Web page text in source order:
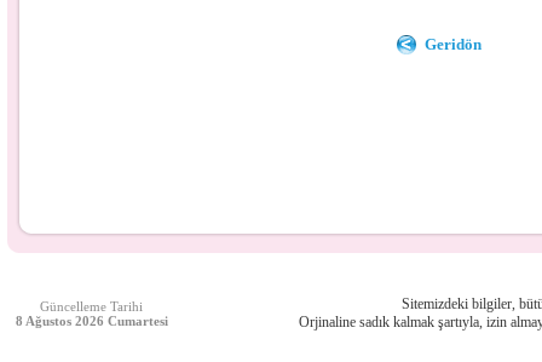
Geridön
Güncelleme Tarihi
8 Ağustos 2026 Cumartesi
Sitemizdeki bilgiler,
Orjinaline sadık kalmak şartıyla, izin